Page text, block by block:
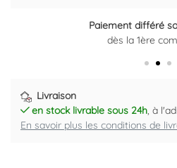
Paiement différé
dès la 1ère
Retour gratuit
Plus
Livraison
en stock livrable sous 24h, à
En savoir plus les conditions de